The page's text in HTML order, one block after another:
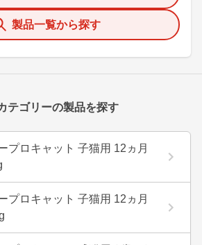
製品一覧から探す
テゴリーの製品を探す
プロキャット 子猫用 12ヵ月
プロキャット 子猫用 12ヵ月